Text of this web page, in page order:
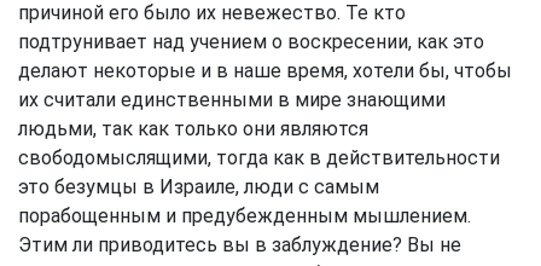
причиной его было их невежество. Те кто
подтрунивает над учением о воскресении, как это
делают некоторые и в наше время, хотели бы, чтобы
их считали единственными в мире знающими
людьми, так как только они являются
свободомыслящими, тогда как в действительности
это безумцы в Израиле, люди с самым
порабощенным и предубежденным мышлением.
Этим ли приводитесь вы в заблуждение? Вы не